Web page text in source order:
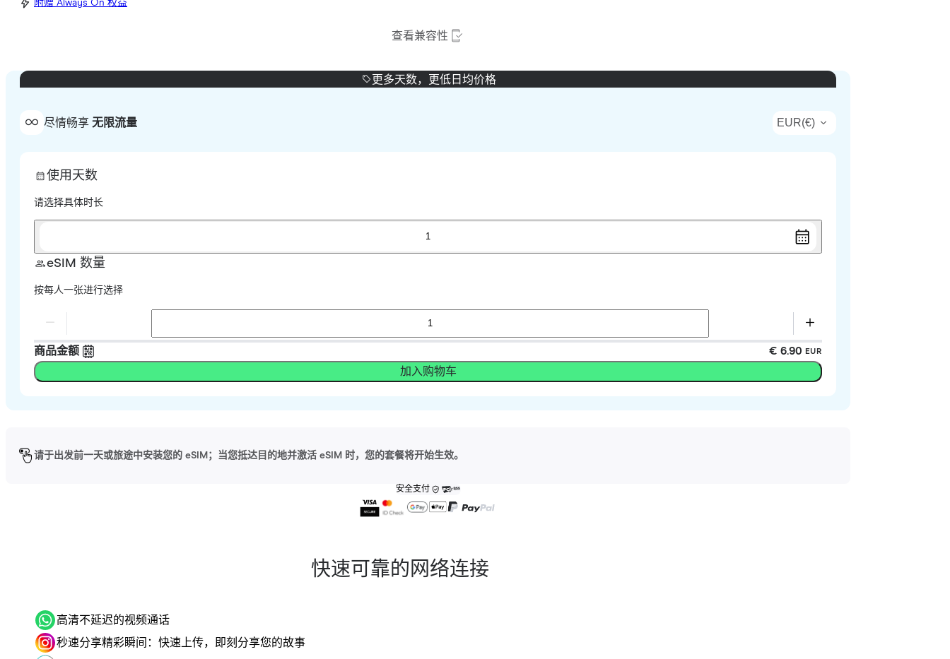
附赠 Always On 权益
查看兼容性
更多天数，更低日均价格
尽情畅享 无限流量 EUR(€)
使用天数
请选择具体时长
1
eSIM 数量
按每人一张进行选择
商品金额 € 6.90 EUR
加入购物车
请于出发前一天或旅途中安装您的 eSIM；当您抵达目的地并激活 eSIM 时，您的套餐将开始生效。
安全支付
快速可靠的网络连接
高清不延迟的视频通话
秒速分享精彩瞬间：快速上传，即刻分享您的故事